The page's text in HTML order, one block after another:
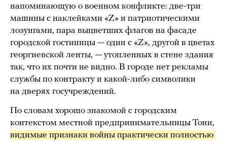
напоминающую о военном конфликте: две-три
машины с наклейками «Z» и патриотическими
лозунгами, пара выцветших флагов на фасаде
городской гостиницы — один с «Z», другой в цветах
георгиевской ленты, — утопленных в стене здания
так, что их почти не видно. В городе нет рекламы
службы по контракту и какой-либо символики
на дверях госучреждений.
По словам хорошо знакомой с городским
контекстом местной предпринимательницы Тони,
видимые признаки войны практически полностью